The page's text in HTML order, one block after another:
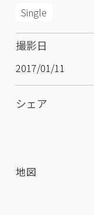
Single
撮影日
2017/01/11
シェア
地図